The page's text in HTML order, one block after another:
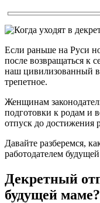
Если раньше на Руси
после возвращаться к
наш цивилизованный
трепетное.
Женщинам
подготовки к родам и
отпуск до достижения
Давайте разберемся,
работодателем
Декретный
будущей маме?